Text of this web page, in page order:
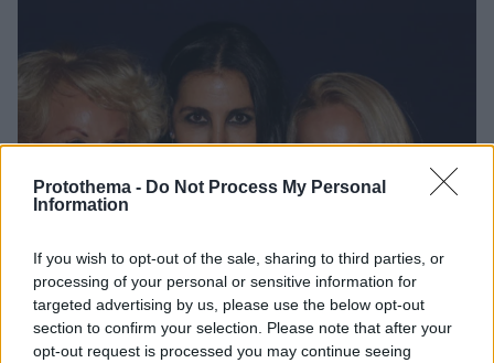
Protothema - Do Not Process My Personal
Information
If you wish to opt-out of the sale, sharing to third parties, or
processing of your personal or sensitive information for
targeted advertising by us, please use the below opt-out
section to confirm your selection. Please note that after your
opt-out request is processed you may continue seeing